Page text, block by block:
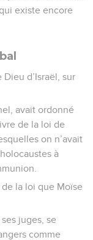
existe encore
d’Israël, sur
avait ordonné
de la loi de
on n’avait
à
la loi que Moïse
juges, se
comme